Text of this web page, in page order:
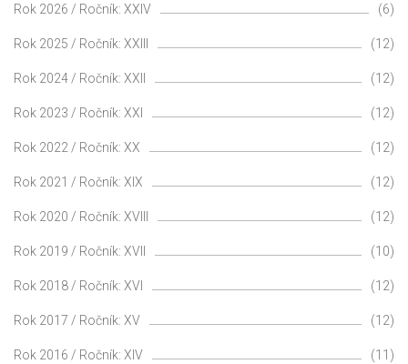
Rok 2026 / Ročník: XXIV (6)
Rok 2025 / Ročník: XXIII (12)
Rok 2024 / Ročník: XXII (12)
Rok 2023 / Ročník: XXI (12)
Rok 2022 / Ročník: XX (12)
Rok 2021 / Ročník: XIX (12)
Rok 2020 / Ročník: XVIII (12)
Rok 2019 / Ročník: XVII (10)
Rok 2018 / Ročník: XVI (12)
Rok 2017 / Ročník: XV (12)
Rok 2016 / Ročník: XIV (11)